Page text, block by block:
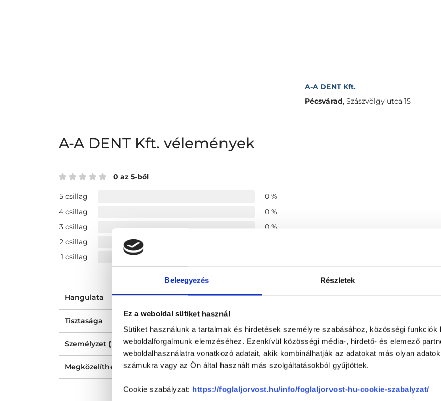
Beleegyezés Részletek
Ez a weboldal sütiket használ
Sütiket használunk a tartalmak és hirdetések személyre szabásához, közösségi
weboldalforgalmunk elemzéséhez. Ezenkívül közösségi média-, hirdető- és elemező
weboldalhasználatra vonatkozó adatait, akik kombinálhatják az adatokat más olyan
számukra vagy az Ön által használt más szolgáltatásokból gyűjtöttek.
Cookie szabályzat: https://foglaljorvost.hu/info/foglaljorvost-hu-cookie-szabalyzat/
A-A DENT Kft.
Pécsvárad, Szászvölgy utca 15
A-A DENT Kft. vélemények
0 az 5-ből
5 csillag
0 %
4 csillag
0 %
3 csillag
0 %
2 csillag
1 csillag
Hangulata -
Tisztasága
Személyzet (recepció, nővér, asszisztens) hozzáállása -
Megközelíthetősége -